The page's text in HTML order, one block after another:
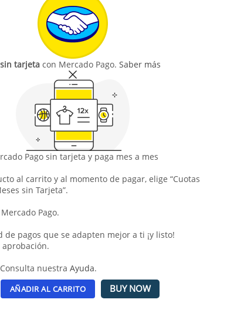
tarjetacon Mercado Pago. Saber más
Pago sin tarjeta y paga mes a mes
al carrito y al momento de pagar, elige “Cuotas
sin Tarjeta”.
Pago.
de pagos que se adapten mejor a ti ¡y listo!
nuestra Ayuda.
AÑADIR AL CARRITO BUY NOW